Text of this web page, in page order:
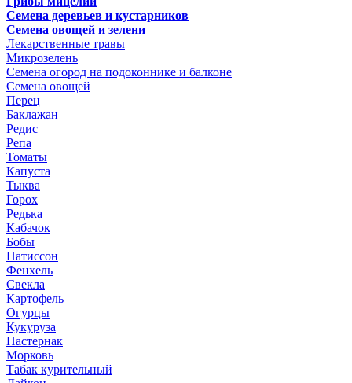
Семена деревьев и кустарников
Семена овощей и зелени
Лекарственные травы
Микрозелень
Семена огород на подоконнике и балконе
Семена овощей
Перец
Баклажан
Редис
Репа
Томаты
Капуста
Тыква
Горох
Редька
Кабачок
Бобы
Патиссон
Фенхель
Свекла
Картофель
Огурцы
Кукуруза
Пастернак
Морковь
Табак курительный